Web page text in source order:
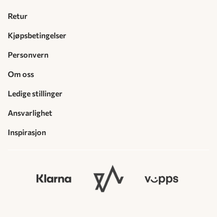
Retur
Kjøpsbetingelser
Personvern
Om oss
Ledige stillinger
Ansvarlighet
Inspirasjon